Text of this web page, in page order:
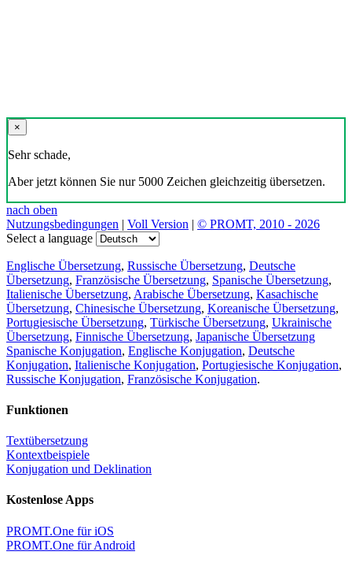
×
Sehr schade,
Aber jetzt können Sie nur 5000 Zeichen gleichzeitig übersetzen.
nach oben
Nutzungsbedingungen | Voll Version | © PROMT, 2010 - 2026
Select a language
Englische Übersetzung, Russische Übersetzung, Deutsche
Übersetzung, Französische Übersetzung, Spanische Übersetzung,
Italienische Übersetzung, Arabische Übersetzung, Kasachische
Übersetzung, Chinesische Übersetzung, Koreanische Übersetzung,
Portugiesische Übersetzung, Türkische Übersetzung, Ukrainische
Übersetzung, Finnische Übersetzung, Japanische Übersetzung
Spanische Konjugation, Englische Konjugation, Deutsche
Konjugation, Italienische Konjugation, Portugiesische Konjugation,
Russische Konjugation, Französische Konjugation.
Funktionen
Textübersetzung
Kontextbeispiele
Konjugation und Deklination
Kostenlose Apps
PROMT.One für iOS
PROMT.One für Android